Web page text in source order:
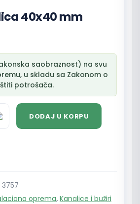
40x40 mm
saobraznost) na svu
u skladu sa Zakonom o
potrošača.
DODAJ U KORPU
3757
oprema, Kanalice i bužiri